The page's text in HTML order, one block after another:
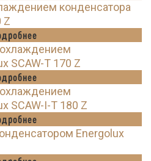
конденсатора
Z
SCAW-T 170 Z
SCAW-I-T 180 Z
Energolux